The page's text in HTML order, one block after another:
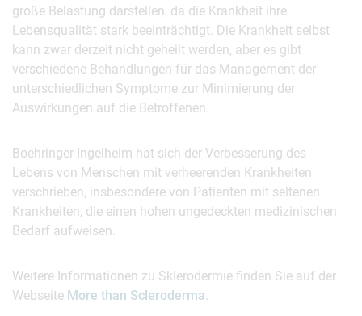
große Belastung darstellen, da die Krankheit ihre
Lebensqualität stark beeinträchtigt. Die Krankheit selbst
kann zwar derzeit nicht geheilt werden, aber es gibt
verschiedene Behandlungen für das Management der
unterschiedlichen Symptome zur Minimierung der
Auswirkungen auf die Betroffenen.
Boehringer Ingelheim hat sich der Verbesserung des
Lebens von Menschen mit verheerenden Krankheiten
verschrieben, insbesondere von Patienten mit seltenen
Krankheiten, die einen hohen ungedeckten medizinischen
Bedarf aufweisen.
Weitere Informationen zu Sklerodermie finden Sie auf der
Webseite More than Scleroderma.